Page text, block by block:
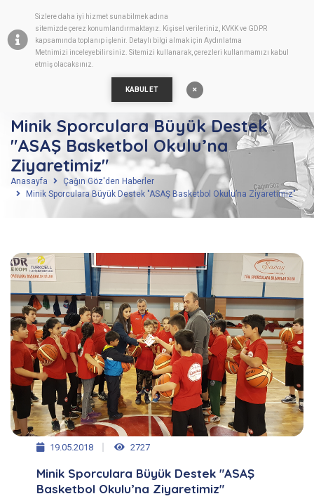
Sizlere daha iyi hizmet sunabilmek adına
sitemizdeçerez konumlandırmaktayız. Kişisel verileriniz, KVKK ve GDPR
kapsamında toplanıp işlenir. Detaylı bilgi almak için Aydınlatma
Metnimizi inceleyebilirsiniz. Sitemizi kullanarak, çerezleri kullanmamızı kabul
etmiş olacaksınız.
KABUL ET
Minik Sporculara Büyük Destek
"ASAŞ Basketbol Okulu’na
Ziyaretimiz"
Anasayfa
Çağın Göz'den Haberler
Minik Sporculara Büyük Destek "ASAŞ Basketbol Okulu’na Ziyaretimiz"
19.05.2018 2727
Minik Sporculara Büyük Destek "ASAŞ
Basketbol Okulu’na Ziyaretimiz"